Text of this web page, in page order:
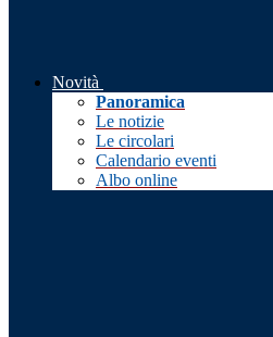
Novità
Panoramica
Le notizie
Le circolari
Calendario eventi
Albo online